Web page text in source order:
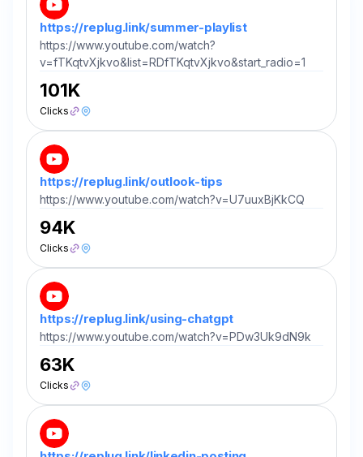
https://replug.link/summer-playlist
https://www.youtube.com/watch?
v=fTKqtvXjkvo&list=RDfTKqtvXjkvo&start_radio=1
101K
Clicks
https://replug.link/outlook-tips
https://www.youtube.com/watch?v=U7uuxBjKkCQ
94K
Clicks
https://replug.link/using-chatgpt
https://www.youtube.com/watch?v=PDw3Uk9dN9k
63K
Clicks